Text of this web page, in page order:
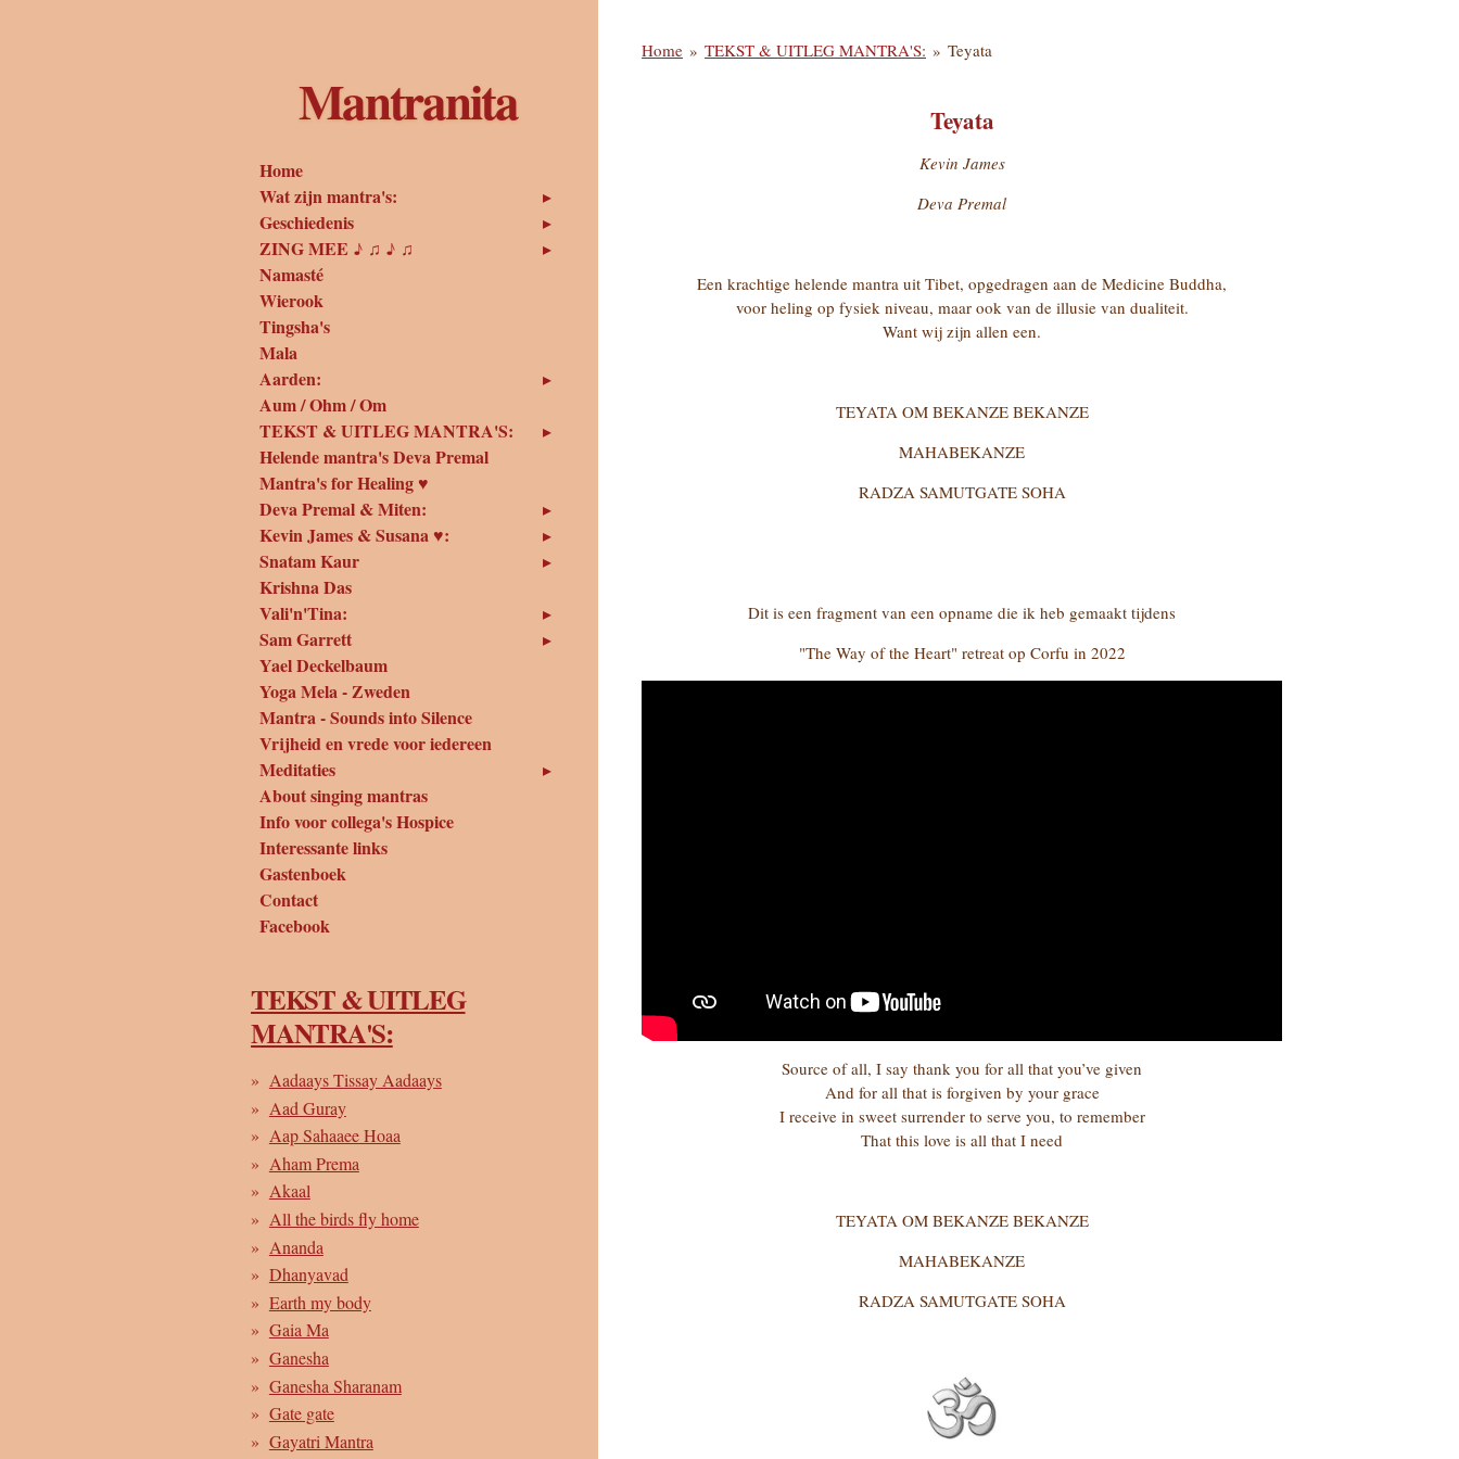
Home » TEKST & UITLEG MANTRA'S: » Teyata
Teyata
Kevin James
Deva Premal
Een krachtige helende mantra uit Tibet, opgedragen aan de Medicine Buddha,
voor heling op fysiek niveau, maar ook van de illusie van dualiteit.
Want wij zijn allen een.
TEYATA OM BEKANZE BEKANZE
MAHABEKANZE
RADZA SAMUTGATE SOHA
Dit is een fragment van een opname die ik heb gemaakt tijdens
"The Way of the Heart" retreat op Corfu in 2022
Source of all, I say thank you for all that you’ve given
And for all that is forgiven by your grace
I receive in sweet surrender to serve you, to remember
That this love is all that I need
TEYATA OM BEKANZE BEKANZE
MAHABEKANZE
RADZA SAMUTGATE SOHA
Mantranita
Home
Wat zijn mantra's:
Geschiedenis
ZING MEE ♪ ♫ ♪ ♫
Namasté
Wierook
Tingsha's
Mala
Aarden:
Aum / Ohm / Om
TEKST & UITLEG MANTRA'S:
Helende mantra's Deva Premal
Mantra's for Healing ♥
Deva Premal & Miten:
Kevin James & Susana ♥:
Snatam Kaur
Krishna Das
Vali'n'Tina:
Sam Garrett
Yael Deckelbaum
Yoga Mela - Zweden
Mantra - Sounds into Silence
Vrijheid en vrede voor iedereen
Meditaties
About singing mantras
Info voor collega's Hospice
Interessante links
Gastenboek
Contact
Facebook
TEKST & UITLEG
MANTRA'S:
Aadaays Tissay Aadaays
Aad Guray
Aap Sahaaee Hoaa
Aham Prema
Akaal
All the birds fly home
Ananda
Dhanyavad
Earth my body
Gaia Ma
Ganesha
Ganesha Sharanam
Gate gate
Gayatri Mantra